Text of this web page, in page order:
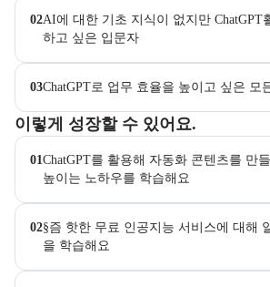
02AI에 대한 기초 지식이 없지만 ChatGPT
하고 싶은 입문자
03ChatGPT로 업무 효율을 높이고 싶은 모
이렇게 성장할 수 있어요.
이 교육과정에서 성취할 수 있는 목표를 항
01ChatGPT를 활용해 자동화 콘텐츠를 만
높이는 노하우를 학습해요
02§즘 핫한 무료 인공지능 서비스에 대해
을 학습해요